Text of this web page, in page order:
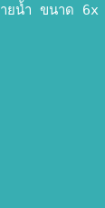
ยน้ำ ขนาด 6x